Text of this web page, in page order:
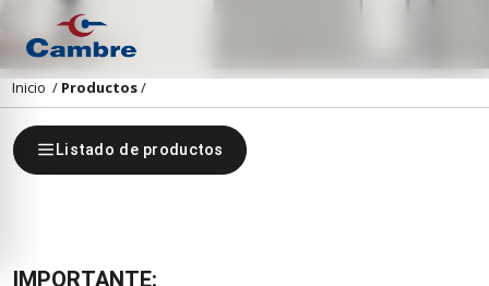
Inicio / Productos/
Listado de productos
IMPORTANTE: